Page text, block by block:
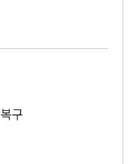
구